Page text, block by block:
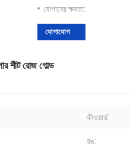
যোগানের ক্ষমতা:
যোগাযোগ
শীট রোজ গোল্ড
কীওয়ার্ড:
রঙ: